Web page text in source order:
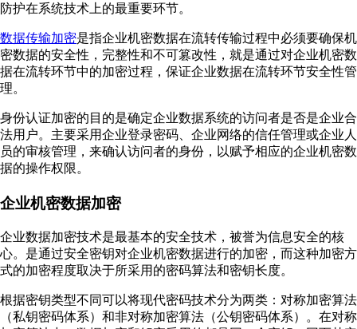
防护在系统技术上的最重要环节。
数据传输加密是指企业机密数据在流转传输过程中必须要确保机
密数据的安全性，完整性和不可篡改性，就是通过对企业机密数
据在流转环节中的加密过程，保证企业数据在流转环节安全性管
理。
身份认证加密的目的是确定企业数据系统的访问者是否是企业合
法用户。主要采用企业登录密码、企业网络的信任管理或企业人
员的审核管理，来确认访问者的身份，以赋予相应的企业机密数
据的操作权限。
企业机密数据加密
企业数据加密技术是最基本的安全技术，被誉为信息安全的核
心。是通过安全密钥对企业机密数据进行的加密，而这种加密方
式的加密程度取决于所采用的密码算法和密钥长度。
根据密钥类型不同可以将现代密码技术分为两类：对称加密算法
（私钥密码体系）和非对称加密算法（公钥密码体系）。在对称